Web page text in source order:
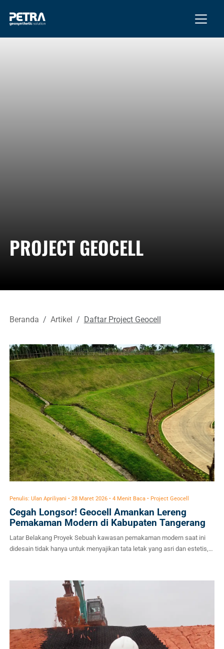
PROJECT GEOCELL
Beranda Artikel Daftar Project Geocell
Penulis: Ulan Apriliyani • 28 Maret 2026 • 4 Menit Baca • Project Geocell
Cegah Longsor! Geocell Amankan Lereng
Pemakaman Modern di Kabupaten Tangerang
Latar Belakang Proyek Sebuah kawasan pemakaman modern saat ini
didesain tidak hanya untuk menyajikan tata letak yang asri dan estetis,
Tangerang ini memiliki karakteristik topografi yang cukup menantang,
ditandai dengan adanya struktur lereng buatan (cut/fill slope) yang
cukup tinggi. Tanpa […]